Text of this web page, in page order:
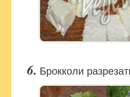
Брокколи